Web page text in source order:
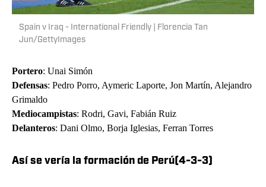
Spain v Iraq - International Friendly | Florencia Tan
Jun/GettyImages
Portero: Unai Simón
Defensas: Pedro Porro, Aymeric Laporte, Jon Martín, Alejandro
Grimaldo
Mediocampistas: Rodri, Gavi, Fabián Ruiz
Delanteros: Dani Olmo, Borja Iglesias, Ferran Torres
Así se vería la formación de Perú(4-3-3)